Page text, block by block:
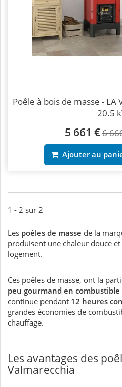
Poêle à bois de masse - LA
20.5
5 661 €6
Ajouter au
1 - 2 sur 2
Les poêles de masse de la
produisent une chaleur douce
logement.
Ces poêles de masse, ont la
peu gourmand en combustible
continue pendant 12 heures
grandes économies de
chauffage.
Les avantages des
Valmarecchia